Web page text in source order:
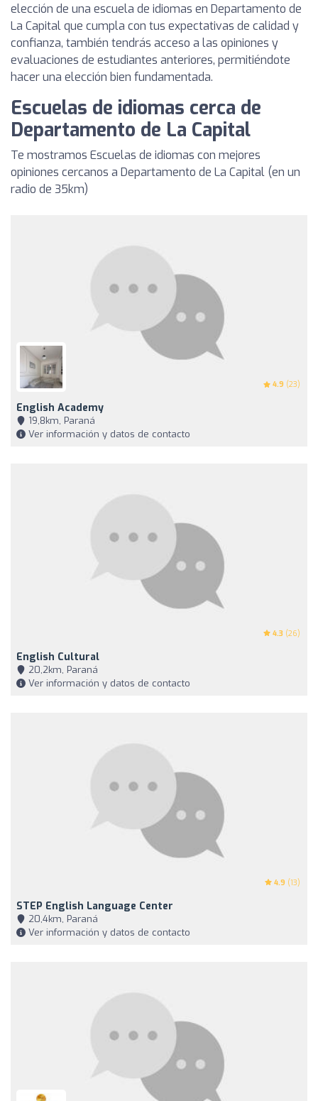
elección de una escuela de idiomas en Departamento de
La Capital que cumpla con tus expectativas de calidad y
confianza, también tendrás acceso a las opiniones y
evaluaciones de estudiantes anteriores, permitiéndote
hacer una elección bien fundamentada.
Escuelas de idiomas cerca de
Departamento de La Capital
Te mostramos Escuelas de idiomas con mejores
opiniones cercanos a Departamento de La Capital (en un
radio de 35km)
4.9 (23)
English Academy
19,8km, Paraná
Ver información y datos de contacto
4.3 (26)
English Cultural
20,2km, Paraná
Ver información y datos de contacto
4.9 (13)
STEP English Language Center
20,4km, Paraná
Ver información y datos de contacto